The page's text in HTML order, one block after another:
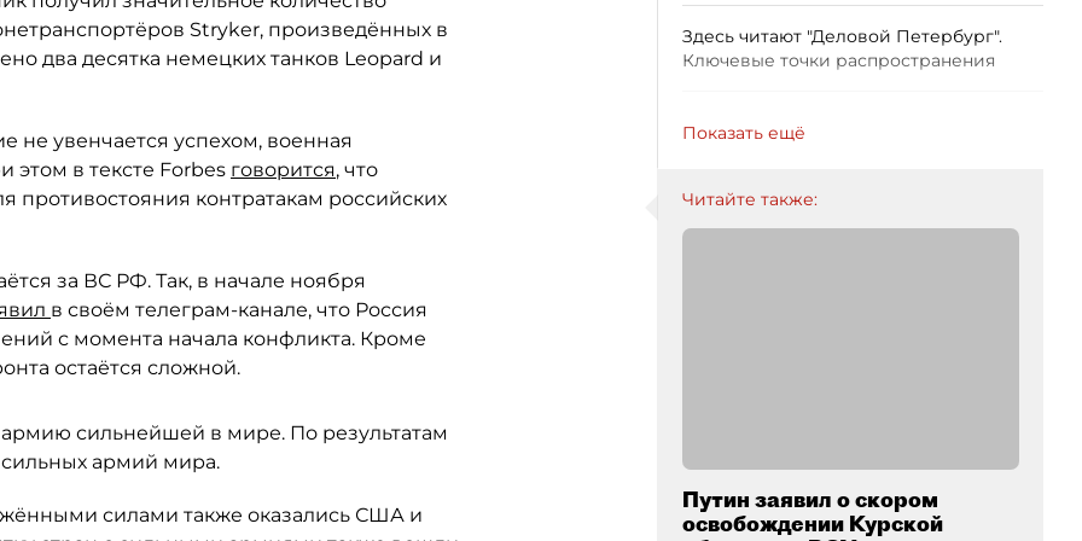
Stryker, произведённых в
два десятка немецких танков Leopard и
не увенчается успехом, военная
в тексте Forbes говорится, что
противостояния контратакам российских
за ВС РФ. Так, в начале ноября
в своём телеграм-канале, что Россия
с момента начала конфликта. Кроме
остаётся сложной.
сильнейшей в мире. По результатам
сильных армий мира.
силами также оказались США и
Здесь читают "Деловой Петербург".
Ключевые точки распространения
Показать ещё
Читайте также:
Путин заявил о скором
освобождении Курской